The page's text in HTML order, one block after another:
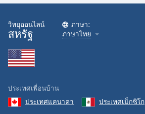
วิทยุออนไลน์
สหรัฐ
ภาษา:
ภาษาไทย
ประเทศเพื่อนบ้าน
ประเทศแคนาดา
ประเทศเม็กซิโก